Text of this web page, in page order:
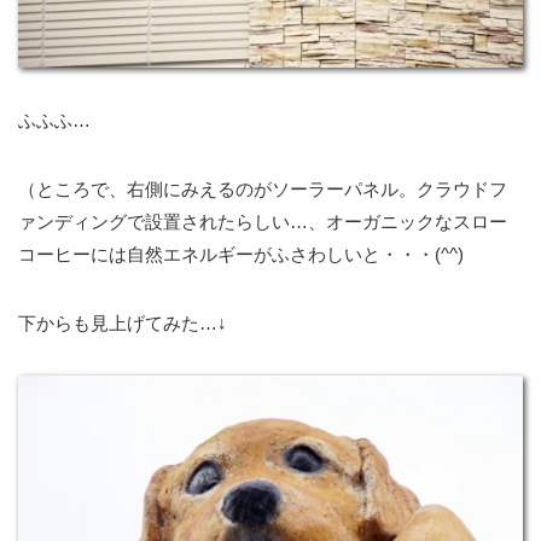
ふふふ…
（ところで、右側にみえるのがソーラーパネル。クラウドフ
ァンディングで設置されたらしい…、オーガニックなスロー
コーヒーには自然エネルギーがふさわしいと・・・(^^)
下からも見上げてみた…↓